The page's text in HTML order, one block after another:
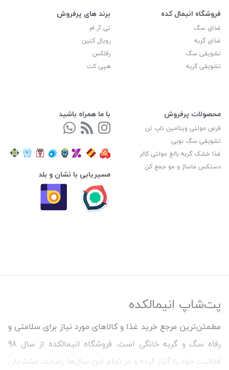
فروشگاه انیمال کده
غذای سگ
غذای گربه
تشویقی سگ
تشویقی گربه
برند های پرفروش
تی آر ام
رویال کنین
رفلکس
هپی کت
محصولات پرفروش
قرص مولتی ویتامین تاپ تن
تشویقی سگ نوبی
غذا خشک گربه بالغ مولتی کالر
دستکس ماساژ و مو جمع کن
با ما همراه باشید
مسیریابی با نشان و بلد
پت‌شاپ انیمالکده
مطمئن‌ترین مرجع خرید غذا و کالاهای مورد نیاز برای سلامتی و
رفاه سگ و گربه خانگی است. فروشگاه انیمالکده از سال 98
فعالیت خود را آغاز کرده و در تمام این سال‌ها رضایت مشتریان